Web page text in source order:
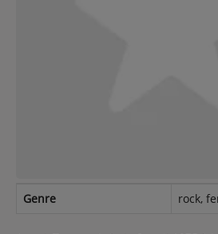
Genre rock,